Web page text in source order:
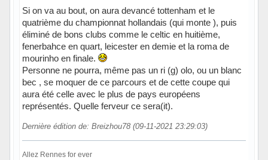
Si on va au bout, on aura devancé tottenham et le
quatrième du championnat hollandais (qui monte ), puis
éliminé de bons clubs comme le celtic en huitième,
fenerbahce en quart, leicester en demie et la roma de
mourinho en finale.
Personne ne pourra, même pas un ri (g) olo, ou un blanc
bec , se moquer de ce parcours et de cette coupe qui
aura été celle avec le plus de pays européens
représentés. Quelle ferveur ce sera(it).
Dernière édition de: Breizhou78 (09-11-2021 23:29:03)
Allez Rennes for ever